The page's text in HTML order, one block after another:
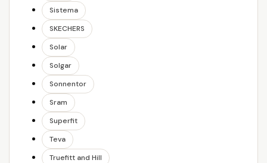
Sistema
SKECHERS
Solar
Solgar
Sonnentor
Sram
Superfit
Teva
Truefitt and Hill